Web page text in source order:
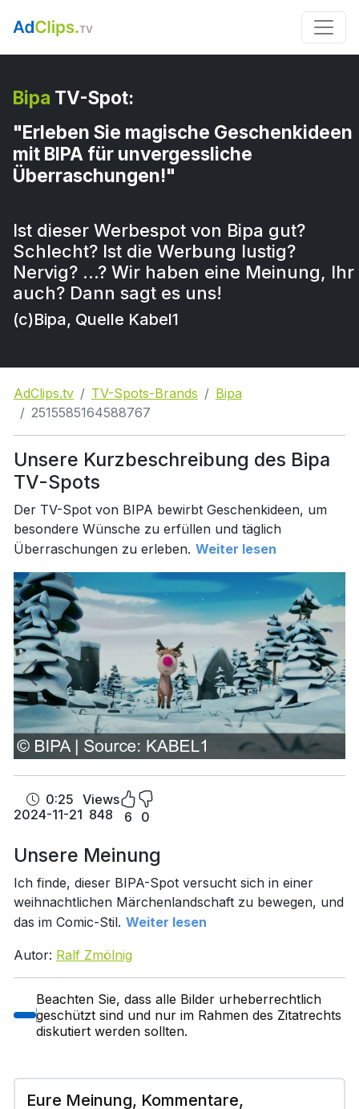
Bipa TV-Spot:
"Erleben Sie magische Geschenkideen
mit BIPA für unvergessliche
Überraschungen!"
Ist dieser Werbespot von Bipa gut?
Schlecht? Ist die Werbung lustig?
Nervig? …? Wir haben eine Meinung, Ihr
auch? Dann sagt es uns!
(c)Bipa, Quelle Kabel1
AdClips.tv TV-Spots-Brands
Bipa
2515585164588767
Unsere Kurzbeschreibung des Bipa
TV-Spots
Der TV-Spot von BIPA bewirbt Geschenkideen, um
besondere Wünsche zu erfüllen und täglich
Überraschungen zu erleben. Weiter lesen
0:25
2024-11-21
Views
848
6 0
Unsere Meinung
Ich finde, dieser BIPA-Spot versucht sich in einer
weihnachtlichen Märchenlandschaft zu bewegen, und
das im Comic-Stil. Weiter lesen
Autor: Ralf Zmölnig
Beachten Sie, dass alle Bilder urheberrechtlich
geschützt sind und nur im Rahmen des Zitatrechts
diskutiert werden sollten.
Eure Meinung, Kommentare,